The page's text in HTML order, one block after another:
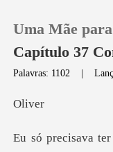
Loja
Uma Mãe
Capítulo 37
Palavras: 1102 |
iv